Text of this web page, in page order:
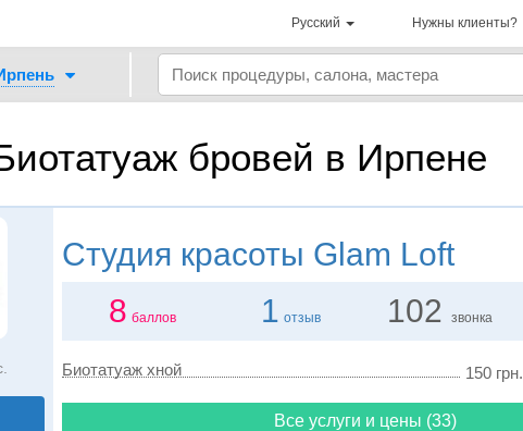
Русский Нужны клиенты?
бровей в Ирпене
Студия красоты Glam Loft
8 баллов 1 отзыв 102 звонка
Биотатуаж хной 150 грн.
Все услуги и цены (33)